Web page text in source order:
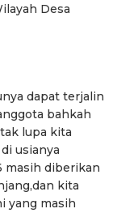
Desa
dapat terjalin
bahkah
lupa kita
usianya
masih diberikan
kita
yang masih